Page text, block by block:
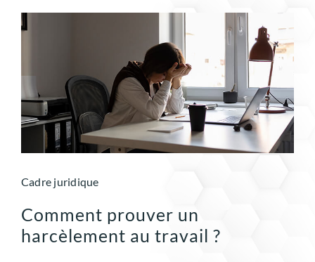
Cadre juridique
Comment prouver un
harcèlement au travail ?